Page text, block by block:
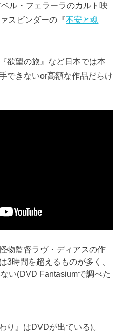
ル・フェラーラのカルト映
スビンダーの『不安と魂
欲望の旅』など日本では本
できないor高額な作品だらけ
物監督ラヴ・ディアスの作
3時間を超えるものが多く、
い(DVD Fantasiumで調べた
り』はDVDが出ている)。